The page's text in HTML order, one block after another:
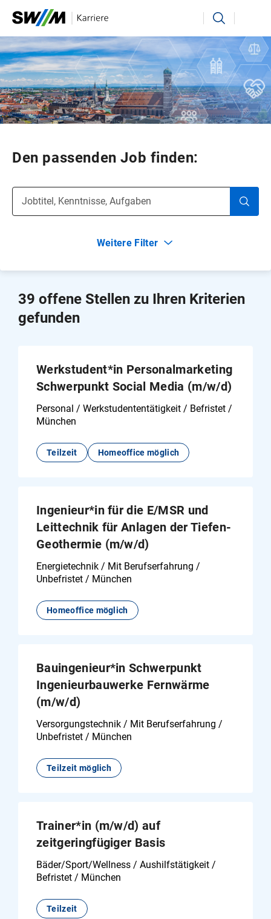
Ihr Suchbegriff Suchen
Den passenden Job finden:
Jobtitel, Kenntnisse, Aufgaben
Bauwesen
Elektrotechnik/Mechatronik
Energietechnik
Finanzen/Controlling/Rechnungswesen
Informatik/Informationstechnologie
Kraftwerkstechnik
Kundenbetreuung/Service
Personal
Sonstige Fachrichtungen
Technik Sonstige
Verfahrenstechnik
Versorgungstechnik
Aushilfstätigkeit
Mit Berufserfahrung
Praktikum (Studium)
Standort
München
Vollzeit / Teilzeit
Vollzeit/Teilzeit
Weitere Filter
39 offene Stellen zu Ihren Kriterien
gefunden
Werkstudent*in Personalmarketing
Schwerpunkt Social Media (m/w/d)
Personal / Werkstudententätigkeit / Befristet /
München
Teilzeit Homeoffice möglich
Ingenieur*in für die E/MSR und
Leittechnik für Anlagen der Tiefen-
Geothermie (m/w/d)
Energietechnik / Mit Berufserfahrung /
Unbefristet / München
Homeoffice möglich
Bauingenieur*in Schwerpunkt
Ingenieurbauwerke Fernwärme
(m/w/d)
Versorgungstechnik / Mit Berufserfahrung /
Unbefristet / München
Teilzeit möglich
Trainer*in (m/w/d) auf
zeitgeringfügiger Basis
Bäder/Sport/Wellness / Aushilfstätigkeit /
Befristet / München
Teilzeit